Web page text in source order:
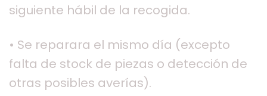
siguiente hábil de la recogida.
• Se reparara el mismo día (excepto
falta de stock de piezas o detección de
otras posibles averías).